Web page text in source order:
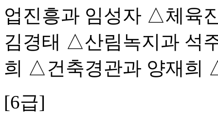
업진흥과 임성자 △체육
김경태 △산림녹지과 석
희 △건축경관과 양재희
[6급]